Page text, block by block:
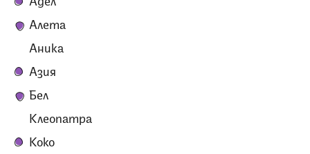
Алета
Аника
Азия
Бел
Клеопатра
Коко